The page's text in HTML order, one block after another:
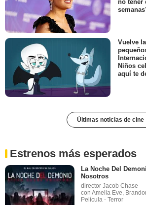
no tener
Vuelve
Niños
aquí te
Últimas noticias de cine
Estrenos más esperados
La Noche Del
Nosotros
director Jacob Chase
con Amelia Eve,
Película - Terror